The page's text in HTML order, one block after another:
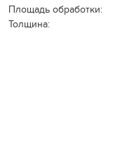
Площадь обработки:
Толщина: